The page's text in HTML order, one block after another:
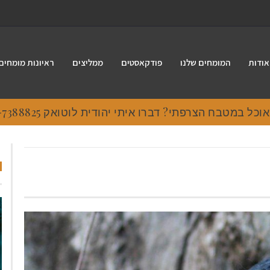
אודות המומחים שלנו פודקאסטים ממליצים ראיונות
במטבח הצרפתי? דברו איתי יהודית לוטואק 054-7388825.